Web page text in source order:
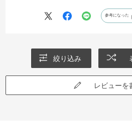
のの大部分捨てました。
今年は、育てる量と掃除の仕方
参考になった
絞り込み
レビューを